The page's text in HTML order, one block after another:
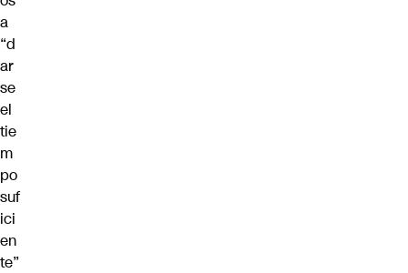
a
“d
ar
se
el
tie
m
po
suf
ici
en
te”